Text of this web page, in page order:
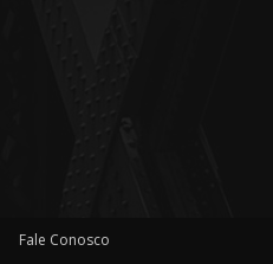
Fale Conosco